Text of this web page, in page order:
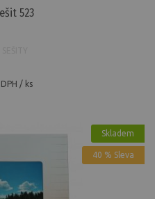
523
DPH / ks
Skladem
40 % Sleva